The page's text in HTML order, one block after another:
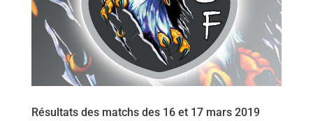
Résultats des matchs des 16 et 17 mars 2019